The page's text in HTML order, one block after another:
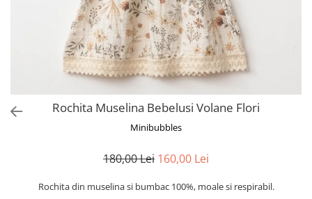
Rochita Muselina Bebelusi Volane Flori
Minibubbles
180,00 Lei 160,00 Lei
Rochita din muselina si bumbac 100%, moale si respirabil.